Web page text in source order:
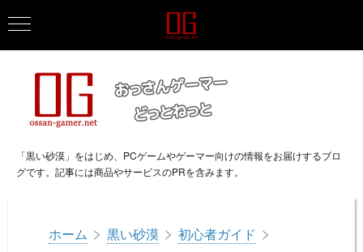
「黒い砂漠」をはじめ、PCゲームやゲーマー向けの情報をお届けするブロ
グです。記事には商品やサービスのPRを含みます。
ホーム > 黒い砂漠 > 初心者ガイド >